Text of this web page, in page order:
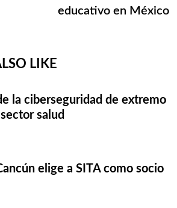
educativo en México
LIKE
la ciberseguridad de extremo
salud
elige a SITA como socio